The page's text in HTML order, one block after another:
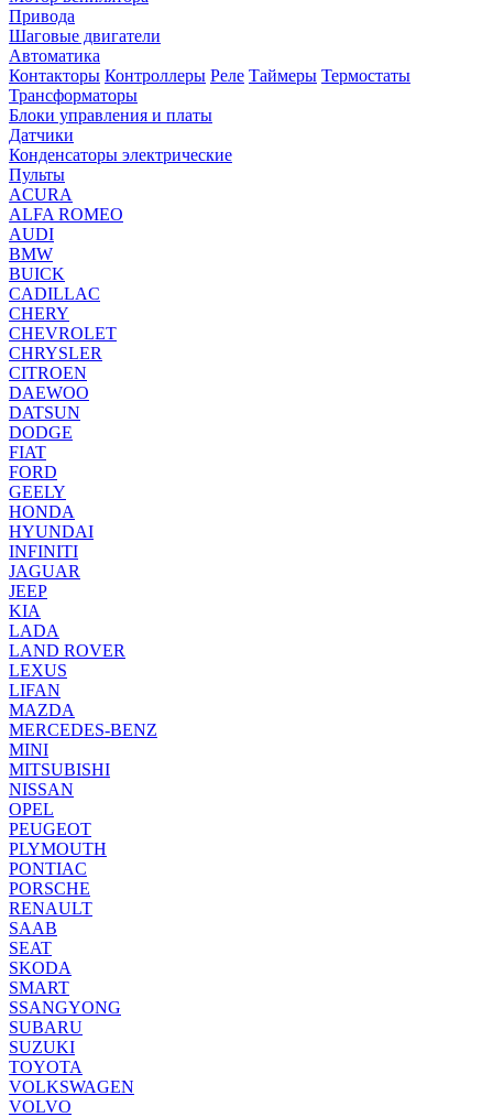
Привода
Шаговые двигатели
Автоматика
Контакторы Контроллеры Реле Таймеры Термостаты
Трансформаторы
Блоки управления и платы
Датчики
Конденсаторы электрические
Пульты
ACURA
ALFA ROMEO
AUDI
BMW
BUICK
CADILLAC
CHERY
CHEVROLET
CHRYSLER
CITROEN
DAEWOO
DATSUN
DODGE
FIAT
FORD
GEELY
HONDA
HYUNDAI
INFINITI
JAGUAR
JEEP
KIA
LADA
LAND ROVER
LEXUS
LIFAN
MAZDA
MERCEDES-BENZ
MINI
MITSUBISHI
NISSAN
OPEL
PEUGEOT
PLYMOUTH
PONTIAC
PORSCHE
RENAULT
SAAB
SEAT
SKODA
SMART
SSANGYONG
SUBARU
SUZUKI
TOYOTA
VOLKSWAGEN
VOLVO